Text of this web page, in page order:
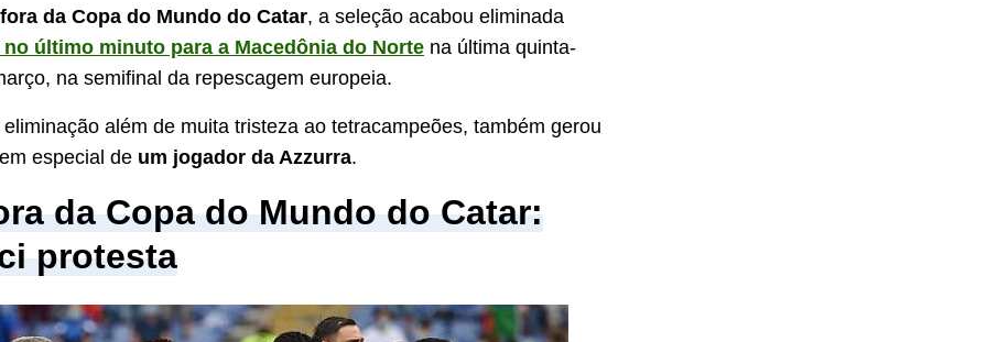
da Copa do Mundo do Catar, a seleção acabou eliminada
último minuto para a Macedônia do Norte na última quinta-
na semifinal da repescagem europeia.
além de muita tristeza ao tetracampeões, também gerou
especial de um jogador da Azzurra.
da Copa do Mundo do Catar:
protesta